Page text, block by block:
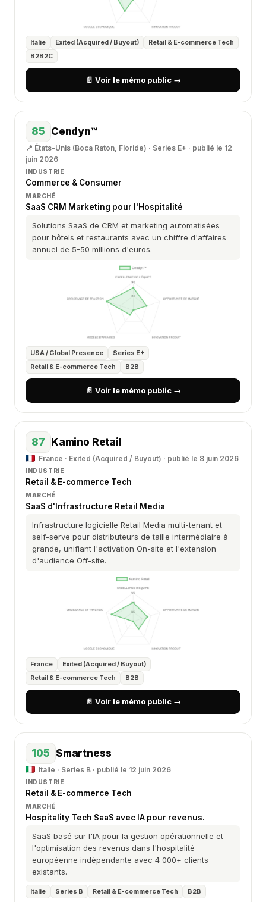
Italie Exited (Acquired / Buyout)
Retail & E-commerce Tech
B2B2C
📄 Voir le mémo public →
85 Cendyn™
📍 États-Unis (Boca Raton, Floride) · Series E+ · publié le 12
juin 2026
INDUSTRIE
Commerce & Consumer
MARCHÉ
SaaS CRM Marketing pour l'Hospitalité
Solutions SaaS de CRM et marketing automatisées
pour hôtels et restaurants avec un chiffre d'affaires
annuel de 5-50 millions d'euros.
USA / Global Presence
Series E+
Retail & E-commerce Tech
B2B
📄 Voir le mémo public →
87 Kamino Retail
France · Exited (Acquired / Buyout) · publié le 8 juin 2026
INDUSTRIE
Retail & E-commerce Tech
MARCHÉ
SaaS d'Infrastructure Retail Media
Infrastructure logicielle Retail Media multi-tenant et
self-serve pour distributeurs de taille intermédiaire à
grande, unifiant l'activation On-site et l'extension
d'audience Off-site.
France
Exited (Acquired / Buyout)
Retail & E-commerce Tech
B2B
📄 Voir le mémo public →
105 Smartness
Italie · Series B · publié le 12 juin 2026
INDUSTRIE
Retail & E-commerce Tech
MARCHÉ
Hospitality Tech SaaS avec IA pour revenus.
SaaS basé sur l'IA pour la gestion opérationnelle et
l'optimisation des revenus dans l'hospitalité
européenne indépendante avec 4 000+ clients
existants.
Italie Series B Retail & E-commerce Tech B2B